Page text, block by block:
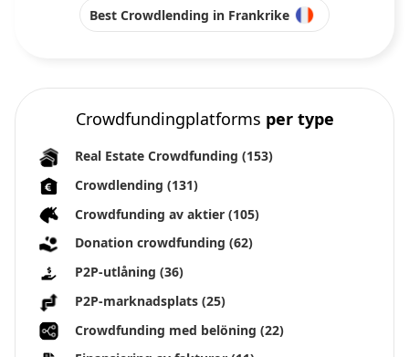
Best Crowdlending in Frankrike
Crowdfundingplatforms per type
Real Estate Crowdfunding (153)
Crowdlending (131)
Crowdfunding av aktier (105)
Donation crowdfunding (62)
P2P-utlåning (36)
P2P-marknadsplats (25)
Crowdfunding med belöning (22)